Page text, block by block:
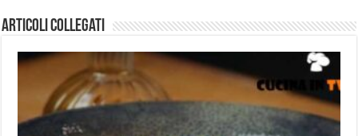
Articoli collegati